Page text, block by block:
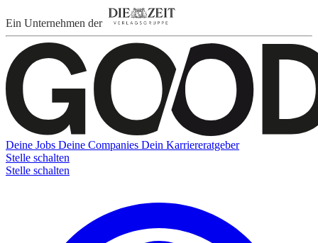
Ein Unternehmen der
Deine Jobs Deine Companies Dein Karriereratgeber
Stelle schalten
Stelle schalten